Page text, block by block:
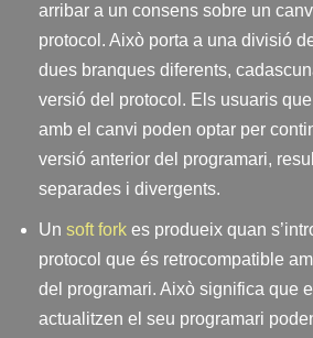
arribar a un consens sobre un
protocol. Això porta a una divisió
dues branques diferents,
versió del protocol. Els usuaris que
amb el canvi poden optar per
versió anterior del programari,
separades i divergents.
Un soft fork es produeix quan
protocol que és retrocompatible
del programari. Això significa que
actualitzen el seu programari